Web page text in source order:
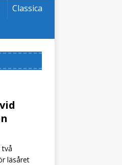
Classica
två
läsåret